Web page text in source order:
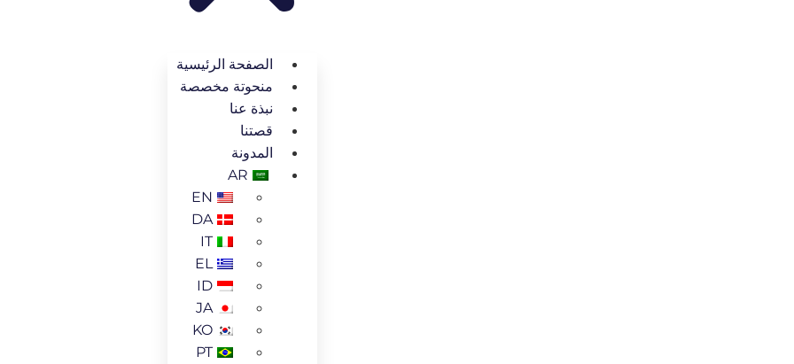
الصفحة الرئيسية
منحوتة مخصصة
نبذة عنا
قصتنا
المدونة
AR
EN
DA
IT
EL
ID
JA
KO
PT